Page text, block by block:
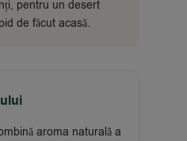
pentru un desert
de făcut acasă.
aroma naturală a